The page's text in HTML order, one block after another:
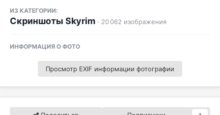
ИЗ КАТЕГОРИИ:
Скриншоты Skyrim · 20 062 изображения
ИНФОРМАЦИЯ О ФОТО
Просмотр EXIF информации фотографии